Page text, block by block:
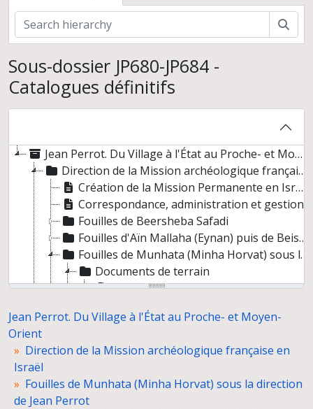
Sous-dossier JP680-JP684 -
Catalogues définitifs
Jean Perrot. Du Village à l'État au Proche- et Moyen-Orient
Direction de la Mission archéologique française en Israël
Création de la Mission Permanente en Israël
Correspondance, administration et gestion
Fouilles de Beersheba Safadi
Fouilles d'Aïn Mallaha (Eynan) puis de Beisamoun-Mallaha
Fouilles de Munhata (Minha Horvat) sous la direction de Jean Perrot
Documents de terrain
Carnets de fouilles
Catalogues de fouilles
Catalogues de fouilles par numéro de fouilles
Catalogues préparatoires de la cinquième campagne
Jean Perrot. Du Village à l'État au Proche- et Moyen-
Orient
Direction de la Mission archéologique française en
Israël
Fouilles de Munhata (Minha Horvat) sous la direction
de Jean Perrot